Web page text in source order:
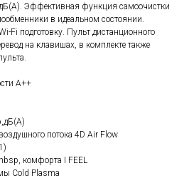
Эффективная функция самоочистки
в идеальном состоянии.
Fi подготовку. Пульт дистанционного
на клавишах, в комплекте также
А++
потока 4D Air Flow
комфорта I FEEL
Cold Plasma